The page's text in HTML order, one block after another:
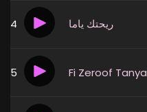
4 ريحتك ياما
5 Fi Zeroof Tanya